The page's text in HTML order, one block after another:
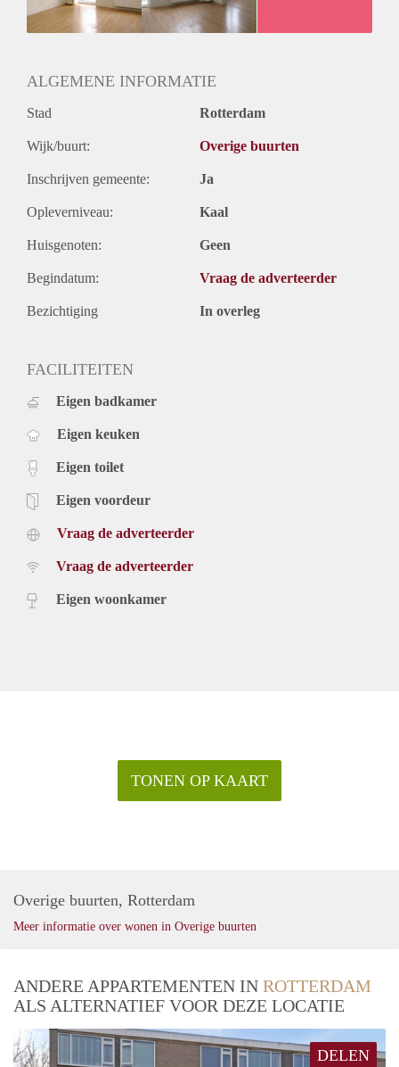
ALGEMENE INFORMATIE
Stad Rotterdam
Wijk/buurt: Overige buurten
Inschrijven gemeente: Ja
Opleverniveau: Kaal
Huisgenoten: Geen
Begindatum: Vraag de adverteerder
Bezichtiging In overleg
FACILITEITEN
Eigen badkamer
Eigen keuken
Eigen toilet
Eigen voordeur
Vraag de adverteerder
Vraag de adverteerder
Eigen woonkamer
TONEN OP KAART
Overige buurten, Rotterdam
Meer informatie over wonen in Overige buurten
ANDERE APPARTEMENTEN IN ROTTERDAM
ALS ALTERNATIEF VOOR DEZE LOCATIE
DELEN